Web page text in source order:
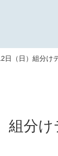
（日）組分け
組分